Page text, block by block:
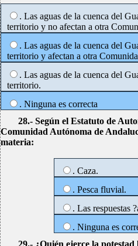
. Las aguas de la cuenca del
territorio y no afectan a otra
. Las aguas de la cuenca del
territorio y afectan a otra
. Las aguas de la cuenca del
territorio.
. Ninguna es correcta
28.- Según el Estatuto de
Comunidad Autónoma de
materia:
. Caza.
. Pesca fluvial.
. Las respuestas
. Ninguna es
29.- ¿Quién ejerce la